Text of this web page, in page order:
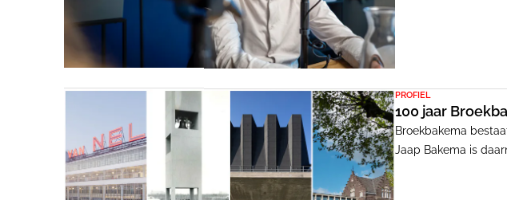
PROFIEL
100 jaar
Broekbakema
Jaap Bakema is